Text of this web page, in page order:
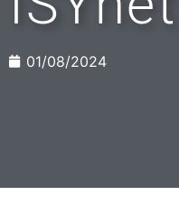
01/08/2024